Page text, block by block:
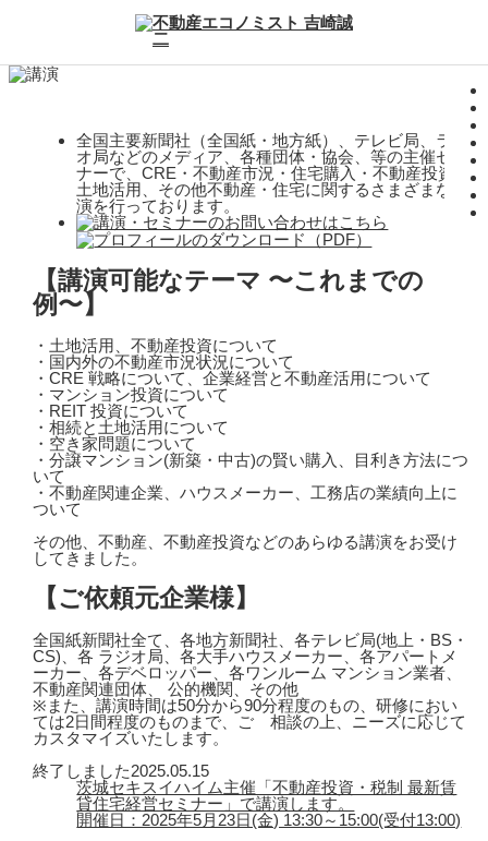
全国主要新聞社（全国紙・地方紙）、テレビ局、ラジ
オ局などのメディア、各種団体・協会、等の主催セミ
ナーで、CRE・不動産市況・住宅購入・不動産投資・
土地活用、その他不動産・住宅に関するさまざまな講
演を行っております。
【講演可能なテーマ 〜これまでの
例〜】
・土地活用、不動産投資について
・国内外の不動産市況状況について
・CRE 戦略について、企業経営と不動産活用について
・マンション投資について
・REIT 投資について
・相続と土地活用について
・空き家問題について
・分譲マンション(新築・中古)の賢い購入、目利き方法につ
いて
・不動産関連企業、ハウスメーカー、工務店の業績向上に
ついて
その他、不動産、不動産投資などのあらゆる講演をお受け
してきました。
【ご依頼元企業様】
全国紙新聞社全て、各地方新聞社、各テレビ局(地上・BS・
CS)、各 ラジオ局、各大手ハウスメーカー、各アパートメ
ーカー、各デベロッパー、各ワンルーム マンション業者、
不動産関連団体、 公的機関、その他
※また、講演時間は50分から90分程度のもの、研修におい
ては2日間程度のものまで、ご゙相談の上、ニーズに応じて
カスタマイズいたします。
終了しました2025.05.15
茨城セキスイハイム主催「不動産投資・税制 最新賃
貸住宅経営セミナー」で講演します。
開催日：2025年5月23日(金) 13:30～15:00(受付13:00)